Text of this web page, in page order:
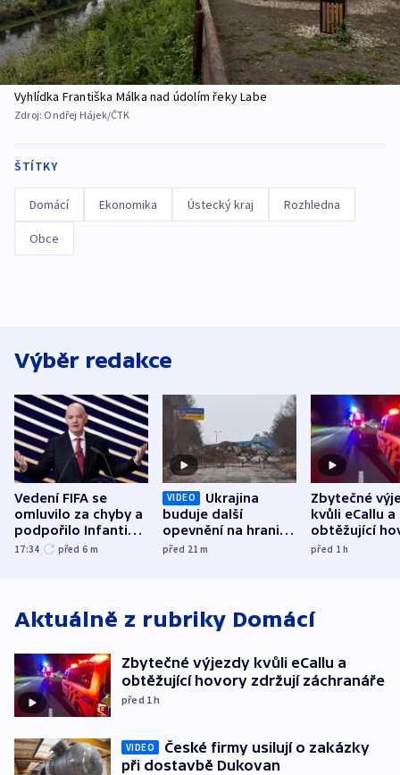
Vyhlídka Františka Málka nad údolím řeky Labe
Zdroj: Ondřej Hájek/ČTK
ŠTÍTKY
Domácí Ekonomika Ústecký kraj Rozhledna
Obce
Výběr redakce
Vedení FIFA se
omluvilo za chyby a
podpořilo Infantina.
UEFA trvá na
17:34 před 6 m
VIDEO
Ukrajina
buduje další
opevnění na hranici
s Běloruskem
před 21m
Zbytečné
kvůli eCallu a
obtěžující
zdržují
před 1h
Aktuálně z rubriky Domácí
Zbytečné výjezdy kvůli eCallu a
obtěžující hovory zdržují záchranáře
před 1h
VIDEO
České firmy usilují o zakázky
při dostavbě Dukovan